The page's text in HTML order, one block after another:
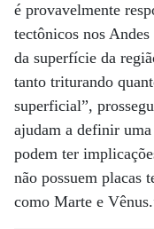
é provavelmente
tectônicos nos
da superfície da
tanto triturando
superficial”,
ajudam a definir uma
podem ter
não possuem placas
como Marte e